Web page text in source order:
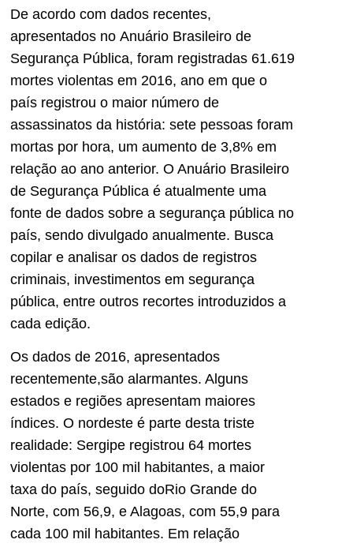
De acordo com dados recentes,
apresentados no Anuário Brasileiro de
Segurança Pública, foram registradas 61.619
mortes violentas em 2016, ano em que o
país registrou o maior número de
assassinatos da história: sete pessoas foram
mortas por hora, um aumento de 3,8% em
relação ao ano anterior. O Anuário Brasileiro
de Segurança Pública é atualmente uma
fonte de dados sobre a segurança pública no
país, sendo divulgado anualmente. Busca
copilar e analisar os dados de registros
criminais, investimentos em segurança
pública, entre outros recortes introduzidos a
cada edição.
Os dados de 2016, apresentados
recentemente,são alarmantes. Alguns
estados e regiões apresentam maiores
índices. O nordeste é parte desta triste
realidade: Sergipe registrou 64 mortes
violentas por 100 mil habitantes, a maior
taxa do país, seguido doRio Grande do
Norte, com 56,9, e Alagoas, com 55,9 para
cada 100 mil habitantes. Em relação